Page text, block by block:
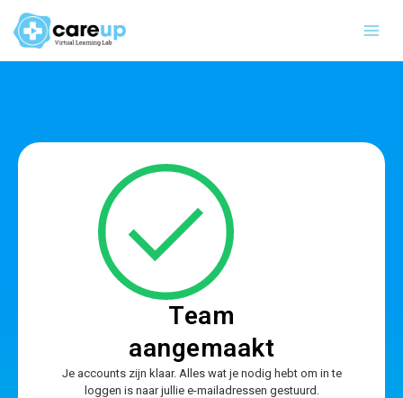
naar
Team
aangemaakt
Je accounts zijn klaar. Alles wat je nodig hebt om in te
loggen is naar jullie e-mailadressen gestuurd.